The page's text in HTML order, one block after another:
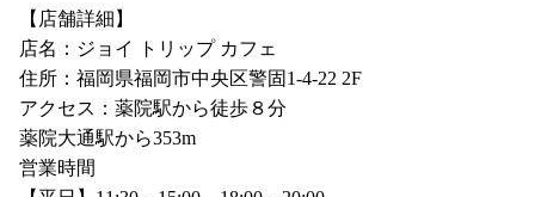
【店舗詳細】
店名：ジョイ トリップ カフェ
住所：福岡県福岡市中央区警固1-4-22 2F
アクセス：薬院駅から徒歩８分
薬院大通駅から353m
営業時間